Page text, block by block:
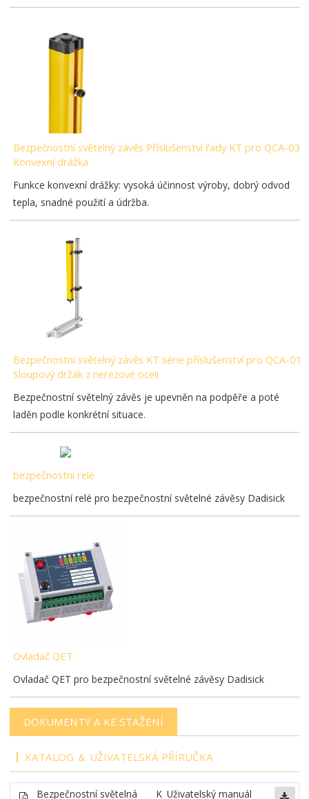
Bezpečnostní světelný závěs Příslušenství řady KT pro QCA-03-
Konvexní drážka
Funkce konvexní drážky: vysoká účinnost výroby, dobrý odvod
tepla, snadné použití a údržba.
Bezpečnostní světelný závěs KT série příslušenství pro QCA-01
Sloupový držák z nerezové oceli
Bezpečnostní světelný závěs je upevněn na podpěře a poté
laděn podle konkrétní situace.
bezpečnostní relé
bezpečnostní relé pro bezpečnostní světelné závěsy Dadisick
Ovladač QET
Ovladač QET pro bezpečnostní světelné závěsy Dadisick
DOKUMENTY A KE STAŽENÍ
KATALOG ＆ UŽIVATELSKÁ PŘÍRUČKA
Bezpečnostní světelná
K Uživatelský manuál